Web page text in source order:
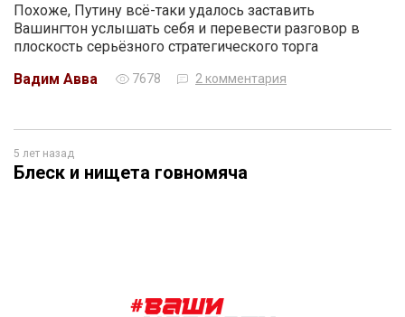
Похоже, Путину всё-таки удалось заставить
Вашингтон услышать себя и перевести разговор в
плоскость серьёзного стратегического торга
Вадим Авва
7678 2 комментария
5 лет назад
Блеск и нищета говномяча